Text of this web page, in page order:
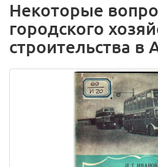
Некоторые
городского
строительства в